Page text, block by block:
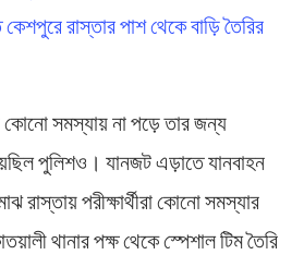
কেশপুরে রাস্তার পাশ থেকে বাড়ি তৈরির
কোনো সমস্যায় না পড়ে তার জন্য
পুলিশও। যানজট এড়াতে যানবাহন
রাস্তায় পরীক্ষার্থীরা কোনো সমস্যার
থানার পক্ষ থেকে স্পেশাল টিম তৈরি